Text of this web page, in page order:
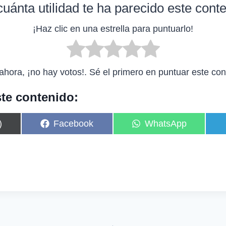
utilidad te ha parecido este
¡Haz clic en una estrella para puntuarlo!
¡no hay votos!. Sé el primero en puntuar este
contenido:
C
o
Facebook
C
o
WhatsApp